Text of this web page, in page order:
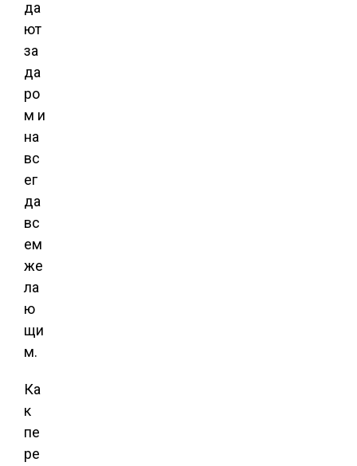
да
ют
за
да
ро
м и
на
вс
ег
да
вс
ем
же
ла
ю
щи
м.
Ка
к
пе
ре